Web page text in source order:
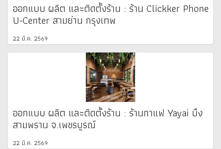
ออกแบบ ผลิต และติดตั้งร้าน : ร้าน Clickker Phone
U-Center สามย่าน กรุงเทพ
22 มี.ค. 2569
ออกแบบ ผลิต และติดตั้งร้าน : ร้านกาแฟ Yayai บึง
สามพราน จ.เพชรบูรณ์
22 มี.ค. 2569